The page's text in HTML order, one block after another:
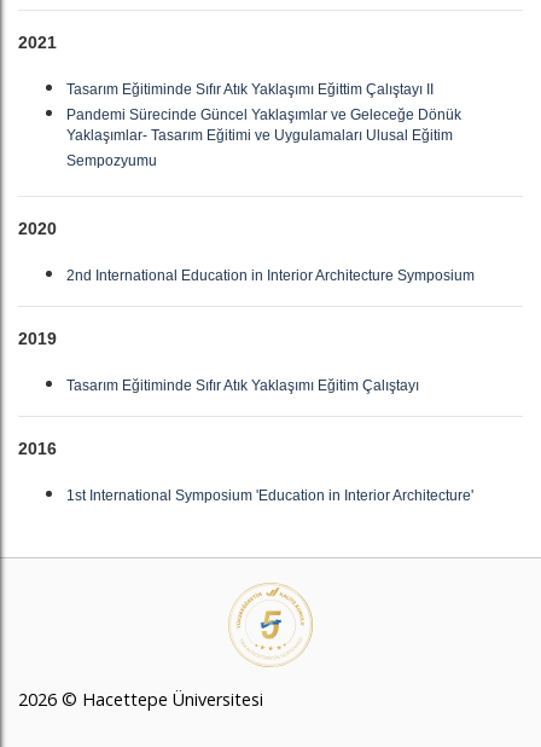
2021
Tasarım Eğitiminde Sıfır Atık Yaklaşımı Eğittim Çalıştayı II
Pandemi Sürecinde Güncel Yaklaşımlar ve Geleceğe Dönük
Yaklaşımlar- Tasarım Eğitimi ve Uygulamaları Ulusal Eğitim
Sempozyumu
2020
2nd International Education in Interior Architecture Symposium
2019
Tasarım Eğitiminde Sıfır Atık Yaklaşımı Eğitim Çalıştayı
2016
1st International Symposium 'Education in Interior Architecture'
2026 © Hacettepe Üniversitesi